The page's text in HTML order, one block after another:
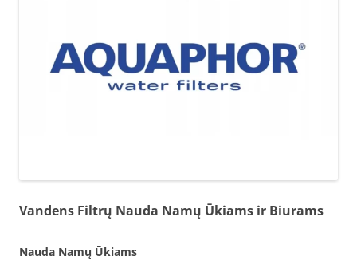
Vandens Filtrų Nauda Namų Ūkiams ir Biurams
Nauda Namų Ūkiams